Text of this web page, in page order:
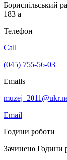
Бориспільський
183 а
Телефон
Call
(045) 755-56-03
Emails
Email
Години роботи
Зачинено Години